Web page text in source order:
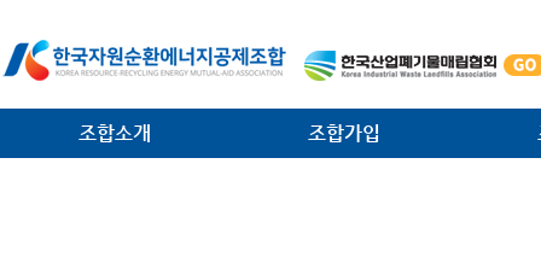
조합소개 조합가입